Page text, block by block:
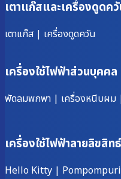
เตาแก๊สและเครื่องดูดค
เตาแก๊ส | เครื่องดูดควัน
เครื่องใช้ไฟฟ้าส่วนบุคคล
พัดลมพกพา | เครื่องหนีบผม
เครื่องใช้ไฟฟ้าลายลิขสิท
Hello Kitty |